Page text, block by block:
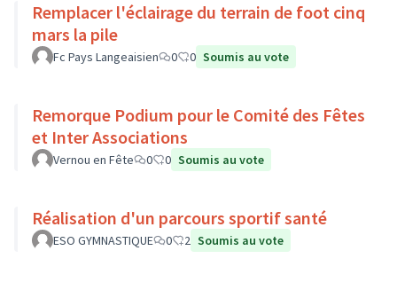
Remplacer l'éclairage du terrain de foot cinq
mars la pile
Fc Pays Langeaisien 0 0 Soumis au vote
Remorque Podium pour le Comité des Fêtes
et Inter Associations
Vernou en Fête 0 0 Soumis au vote
Réalisation d'un parcours sportif santé
ESO GYMNASTIQUE 0 2 Soumis au vote